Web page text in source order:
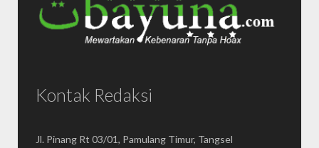
Kontak Redaksi
Jl. Pinang Rt 03/01, Pamulang Timur, Tangsel